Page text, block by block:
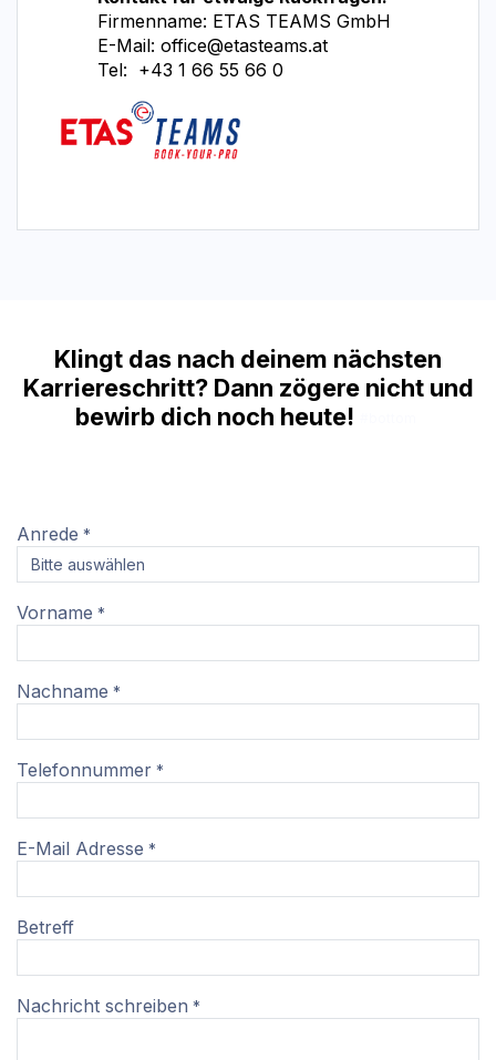
​Firmenname: ETAS TEAMS GmbH
​E-Mail: office@etasteams.at
Tel: +43 1 66 55 66 0
Klingt das nach deinem nächsten
Karriereschritt? Dann zögere nicht und
bewirb dich noch heute!
Anrede *
Vorname *
Nachname *
Telefonnummer *
E-Mail Adresse *
Betreff
Nachricht schreiben *